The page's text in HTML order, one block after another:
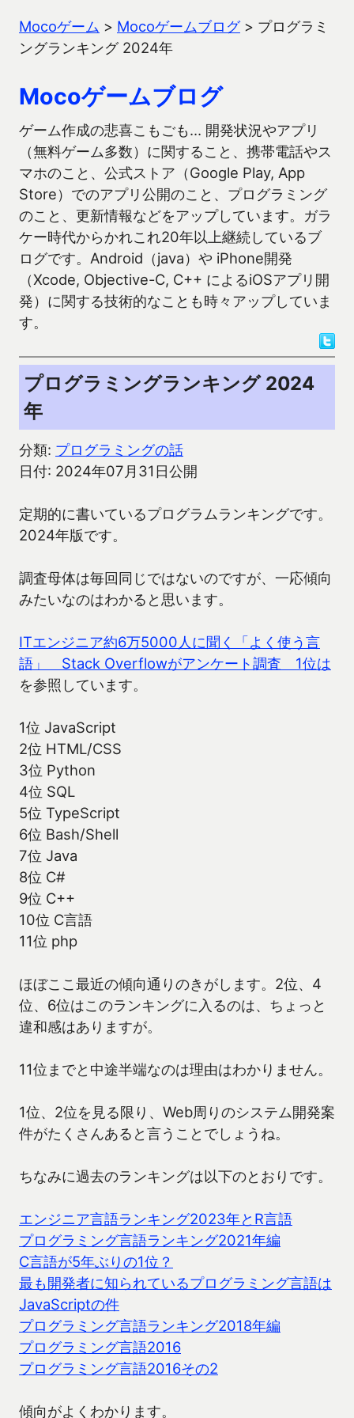
Mocoゲーム > Mocoゲームブログ> プログラミ
ングランキング 2024年
Mocoゲームブログ
ゲーム作成の悲喜こもごも… 開発状況やアプリ
（無料ゲーム多数）に関すること、携帯電話やス
マホのこと、公式ストア（Google Play, App
Store）でのアプリ公開のこと、プログラミング
のこと、更新情報などをアップしています。ガラ
ケー時代からかれこれ20年以上継続しているブ
ログです。Android（java）や iPhone開発
（Xcode, Objective-C, C++ によるiOSアプリ開
発）に関する技術的なことも時々アップしていま
す。
プログラミングランキング 2024
年
分類: プログラミングの話
日付: 2024年07月31日公開
定期的に書いているプログラムランキングです。
2024年版です。
調査母体は毎回同じではないのですが、一応傾向
みたいなのはわかると思います。
ITエンジニア約6万5000人に聞く「よく使う言
語」 Stack Overflowがアンケート調査 1位は
を参照しています。
1位 JavaScript
2位 HTML/CSS
3位 Python
4位 SQL
5位 TypeScript
6位 Bash/Shell
7位 Java
8位 C#
9位 C++
10位 C言語
11位 php
ほぼここ最近の傾向通りのきがします。2位、4
位、6位はこのランキングに入るのは、ちょっと
違和感はありますが。
11位までと中途半端なのは理由はわかりません。
1位、2位を見る限り、Web周りのシステム開発案
件がたくさんあると言うことでしょうね。
ちなみに過去のランキングは以下のとおりです。
エンジニア言語ランキング2023年とR言語
プログラミング言語ランキング2021年編
C言語が5年ぶりの1位？
最も開発者に知られているプログラミング言語は
JavaScriptの件
プログラミング言語ランキング2018年編
プログラミング言語2016
プログラミング言語2016その2
傾向がよくわかります。